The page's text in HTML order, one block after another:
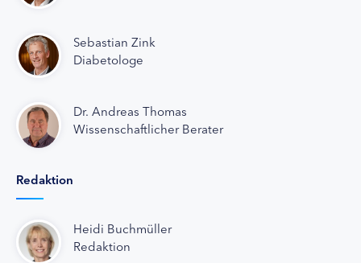
Sebastian Zink
Diabetologe
Dr. Andreas Thomas
Wissenschaftlicher Berater
Redaktion
Heidi Buchmüller
Redaktion